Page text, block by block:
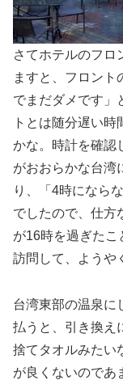
さてホテルのフロ
ますと、フロント
でまだダメです」
トとは随分遅い
かな。時計を確認
がおおらかな台湾
り、「4時になら
でしたので、仕方
が16時を過ぎたこ
訪問して、ようや
台湾東部の温泉に
払うと、引き換え
捨てタオルみたい
が良くないのであ